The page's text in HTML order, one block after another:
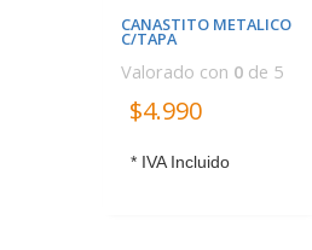
CANASTITO METALICO
C/TAPA
Valorado con 0de 5
$4.990
* IVA Incluido